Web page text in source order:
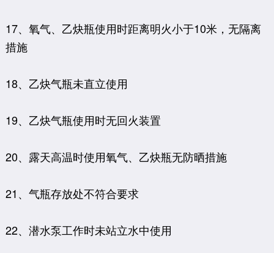
17、氧气、乙炔瓶使用时距离明火小于10米，无隔离
措施
18、乙炔气瓶未直立使用
19、乙炔气瓶使用时无回火装置
20、露天高温时使用氧气、乙炔瓶无防晒措施
21、气瓶存放处不符合要求
22、潜水泵工作时未站立水中使用